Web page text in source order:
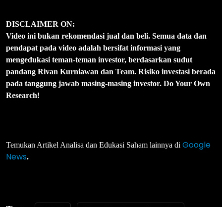
DISCLAIMER ON:
Video ini bukan rekomendasi jual dan beli. Semua data dan
pendapat pada video adalah bersifat informasi yang
mengedukasi teman-teman investor, berdasarkan sudut
pandang Rivan Kurniawan dan Team. Risiko investasi berada
pada tanggung jawab masing-masing investor. Do Your Own
Research!
Temukan Artikel Analisa dan Edukasi Saham lainnya di Google
News.